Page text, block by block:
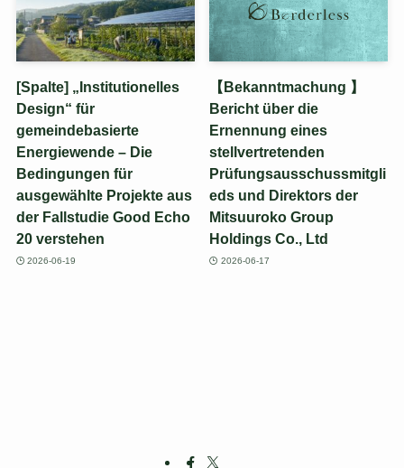
[Spalte] „Institutionelles
Design“ für
gemeindebasierte
Energiewende – Die
Bedingungen für
ausgewählte Projekte aus
der Fallstudie Good Echo
20 verstehen
2026-06-19
【Bekanntmachung 】
Bericht über die
Ernennung eines
stellvertretenden
Prüfungsausschussmitgli
eds und Direktors der
Mitsuuroko Group
Holdings Co., Ltd
2026-06-17